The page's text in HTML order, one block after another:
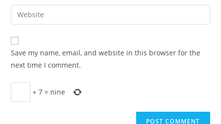
comment
email
address
comment
Enter
your
website
URL
(optional)
Save my name, email, and website in this browser for the
next time I comment.
+7 = nine